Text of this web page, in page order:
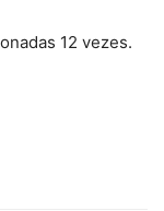
12 vezes.